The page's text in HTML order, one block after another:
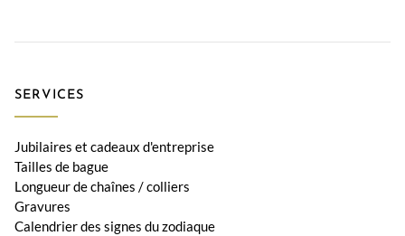
SERVICES
Jubilaires et cadeaux d'entreprise
Tailles de bague
Longueur de chaînes / colliers
Gravures
Calendrier des signes du zodiaque